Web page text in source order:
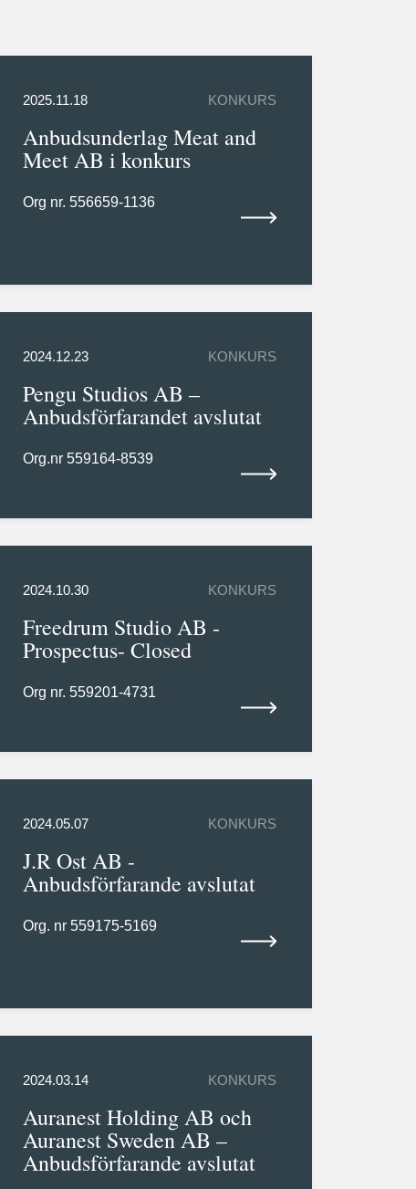
2025.11.18 KONKURS
Anbudsunderlag Meat and
Meet AB i konkurs
Org nr. 556659-1136
2024.12.23 KONKURS
Pengu Studios AB –
Anbudsförfarandet avslutat
Org.nr 559164-8539
2024.10.30 KONKURS
Freedrum Studio AB -
Prospectus- Closed
Org nr. 559201-4731
2024.05.07 KONKURS
J.R Ost AB -
Anbudsförfarande avslutat
Org. nr 559175-5169
2024.03.14 KONKURS
Auranest Holding AB och
Auranest Sweden AB –
Anbudsförfarande avslutat